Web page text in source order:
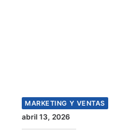
MARKETING Y VENTAS
abril 13, 2026